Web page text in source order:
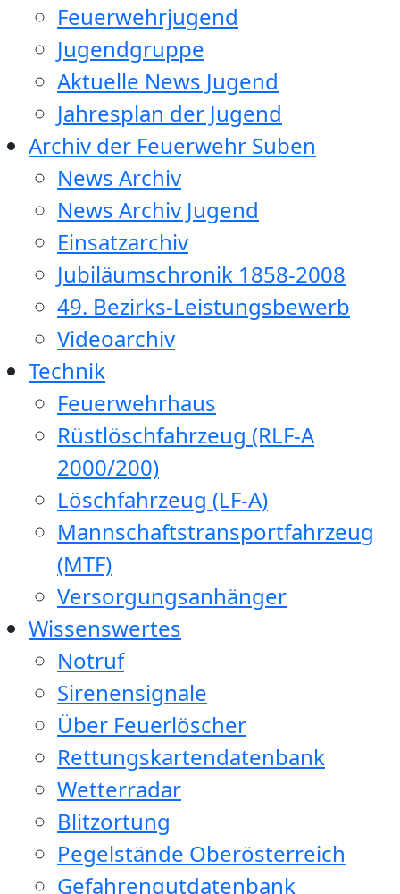
Feuerwehrjugend
Jugendgruppe
Aktuelle News Jugend
Jahresplan der Jugend
Archiv der Feuerwehr Suben
News Archiv
News Archiv Jugend
Einsatzarchiv
Jubiläumschronik 1858-2008
49. Bezirks-Leistungsbewerb
Videoarchiv
Technik
Feuerwehrhaus
Rüstlöschfahrzeug (RLF-A
2000/200)
Löschfahrzeug (LF-A)
Mannschaftstransportfahrzeug
(MTF)
Versorgungsanhänger
Wissenswertes
Notruf
Sirenensignale
Über Feuerlöscher
Rettungskartendatenbank
Wetterradar
Blitzortung
Pegelstände Oberösterreich
Gefahrengutdatenbank